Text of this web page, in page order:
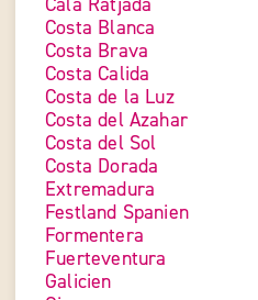
Costa Blanca
Costa Brava
Costa Calida
Costa de la Luz
Costa del Azahar
Costa del Sol
Costa Dorada
Extremadura
Festland Spanien
Formentera
Fuerteventura
Galicien